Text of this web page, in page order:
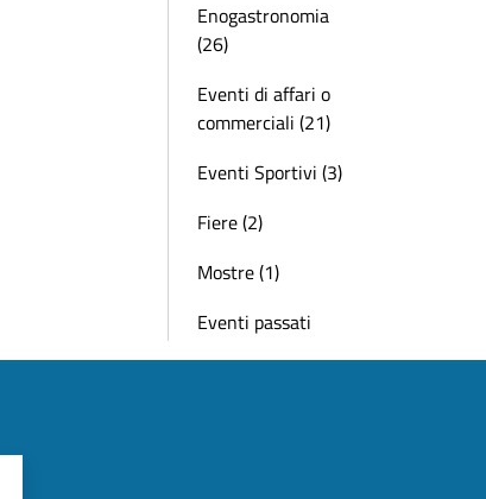
Enogastronomia
(26)
Eventi di affari o
commerciali (21)
Eventi Sportivi (3)
Fiere (2)
Mostre (1)
Eventi passati